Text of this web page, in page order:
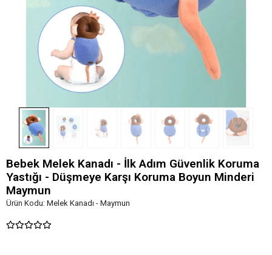
Bebek Melek Kanadı - İlk Adım Güvenlik Koruma
Yastığı - Düşmeye Karşı Koruma Boyun Minderi
Maymun
Ürün Kodu: Melek Kanadı - Maymun